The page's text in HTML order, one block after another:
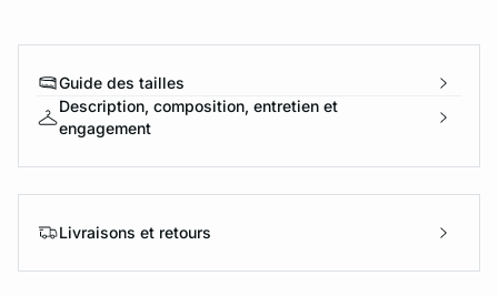
Guide des tailles
Description, composition, entretien et
engagement
Livraisons et retours